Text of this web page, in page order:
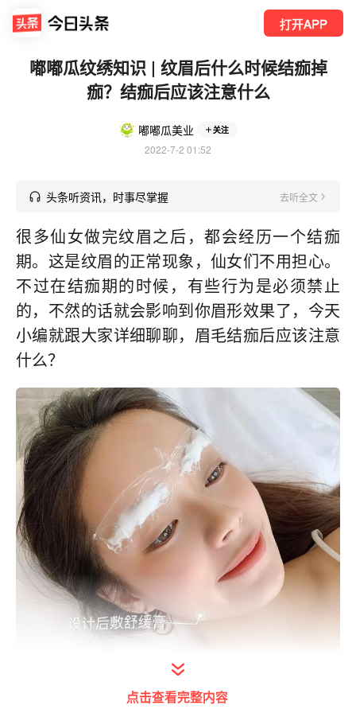
打开APP
嘟嘟瓜纹绣知识 | 纹眉后什么时候结痂掉
痂？结痂后应该注意什么
嘟嘟瓜美业 关注
2022-7-2 01:52
头条听资讯，时事尽掌握 去听全文
很多仙女做完纹眉之后，都会经历一个结痂
期。这是纹眉的正常现象，仙女们不用担心。
不过在结痂期的时候，有些行为是必须禁止
的，不然的话就会影响到你眉形效果了，今天
小编就跟大家详细聊聊，眉毛结痂后应该注意
什么？
点击查看完整内容